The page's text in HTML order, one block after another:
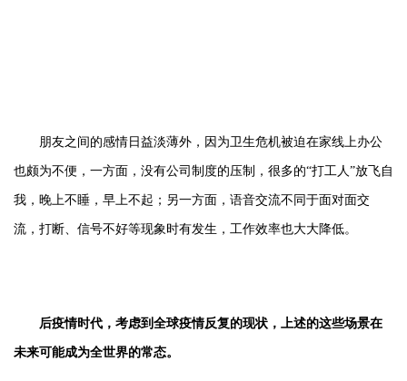
朋友之间的感情日益淡薄外，因为卫生危机被迫在家线上办公
也颇为不便，一方面，没有公司制度的压制，很多的“打工人”放飞自
我，晚上不睡，早上不起；另一方面，语音交流不同于面对面交
流，打断、信号不好等现象时有发生，工作效率也大大降低。
后疫情时代，考虑到全球疫情反复的现状，上述的这些场景在
未来可能成为全世界的常态。